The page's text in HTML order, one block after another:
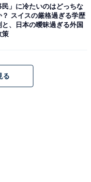
る？
1
車道「四日市I.C」よ
民」に冷たいのはどっちな
？ スイスの厳格過ぎる学歴
と、日本の曖昧過ぎる外国
策
る